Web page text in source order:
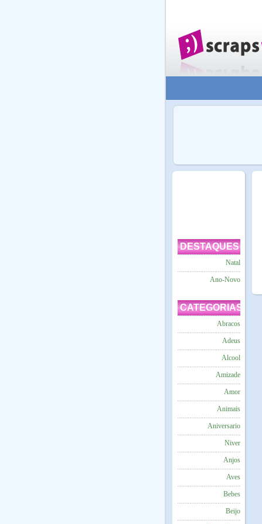
DESTAQUES
Natal
Ano-Novo
CATEGORIAS
Abracos
Adeus
Alcool
Amizade
Amor
Animais
Aniversario
Niver
Anjos
Aves
Bebes
Beijo